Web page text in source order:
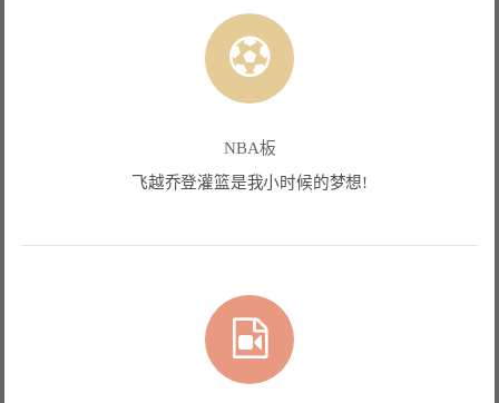
NBA板
飞越乔登灌篮是我小时候的梦想!